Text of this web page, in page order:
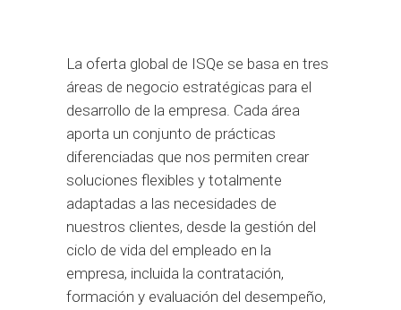
La oferta global de ISQe se basa en tres
áreas de negocio estratégicas para el
desarrollo de la empresa. Cada área
aporta un conjunto de prácticas
diferenciadas que nos permiten crear
soluciones flexibles y totalmente
adaptadas a las necesidades de
nuestros clientes, desde la gestión del
ciclo de vida del empleado en la
empresa, incluida la contratación,
formación y evaluación del desempeño,